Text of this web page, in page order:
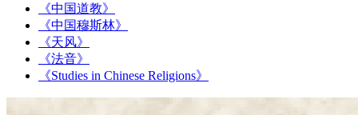
《中国道教》
《中国穆斯林》
《天风》
《法音》
《Studies in Chinese Religions》